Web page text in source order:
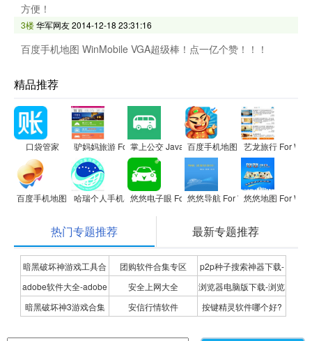
方便！
3楼华军网友2014-12-18 23:31:16
百度手机地图 WinMobile VGA超级棒！点一亿个赞！！！
精品推荐
口袋管家 驴妈妈旅游 For WP掌上公交 Java 百度手机地图 SmartPhone QVGA
艺龙旅行 For WP
百度手机地图 WinMobile VGA哈瑞个人手机导航（重庆版）
悠悠电子眼 For WP悠悠导航 For WP悠悠地图 For WP
热门专题推荐 最新专题推荐
暗黑破坏神游戏工具合
集
团购软件合集专区
p2p种子搜索神器下载-
P2P种子搜索神器专题
adobe软件大全-adobe
全系列软件下载-adobe
安全上网大全
浏览器电脑版下载-浏览
器下载合集
暗黑破坏神3游戏合集 安信行情软件
按键精灵软件哪个好?